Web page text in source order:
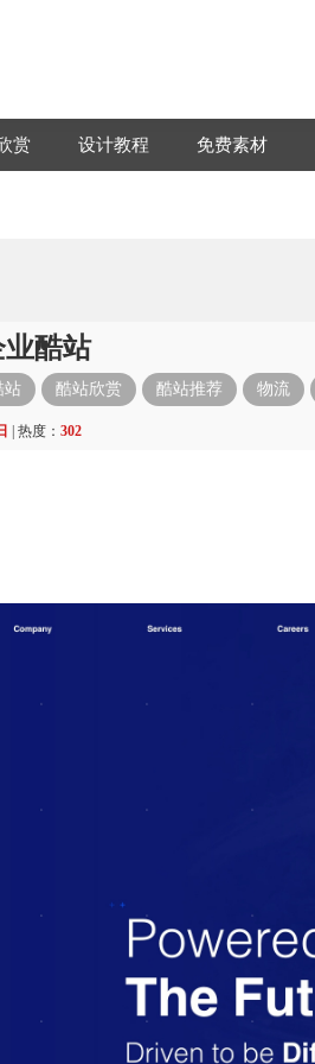
赏 设计教程 免费素材
酷站
站 酷站欣赏 酷站推荐 物流
| 热度： 302